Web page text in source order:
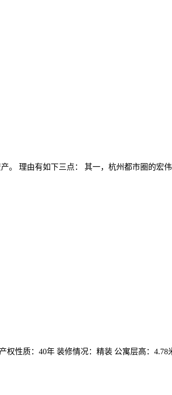
。 理由有如下三点： 其一，杭州都市圈的宏
性质：40年 装修情况：精装 公寓层高：4.78